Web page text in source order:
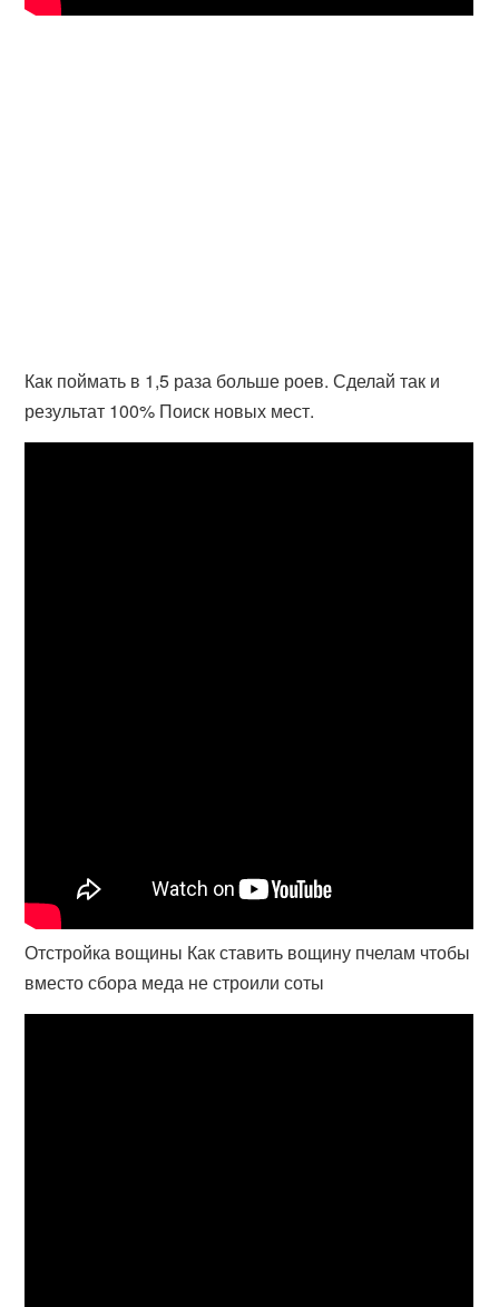
Как поймать в 1,5 раза больше роев. Сделай так и
результат 100% Поиск новых мест.
Отстройка вощины Как ставить вощину пчелам чтобы
вместо сбора меда не строили соты